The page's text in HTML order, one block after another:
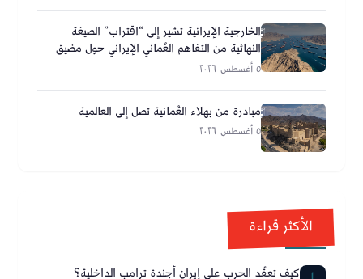
الخارجية الإيرانية تشير إلى “اقتراب” الصيغة
النهائية من التفاهم العُماني الإيراني حول مضيق
هرمز
٥ أغسطس ٢٠٢٦
مبادرة من بهلاء العُمانية تصل إلى العالمية
٥ أغسطس ٢٠٢٦
الأكثر قراءة
كيف تعقّد الحرب على إيران أجندة ترامب الداخلية؟